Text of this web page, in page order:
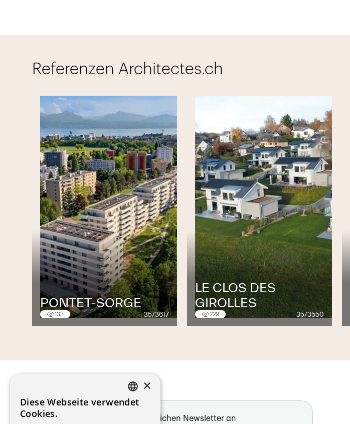
Referenzen Architectes.ch
PONTET-SORGE
133 35/3617
LE CLOS DES
GIROLLES
229 35/3550
Melde dich für unseren monatlichen Newsletter an
FRENCH
×
Diese Webseite verwendet
Cookies.